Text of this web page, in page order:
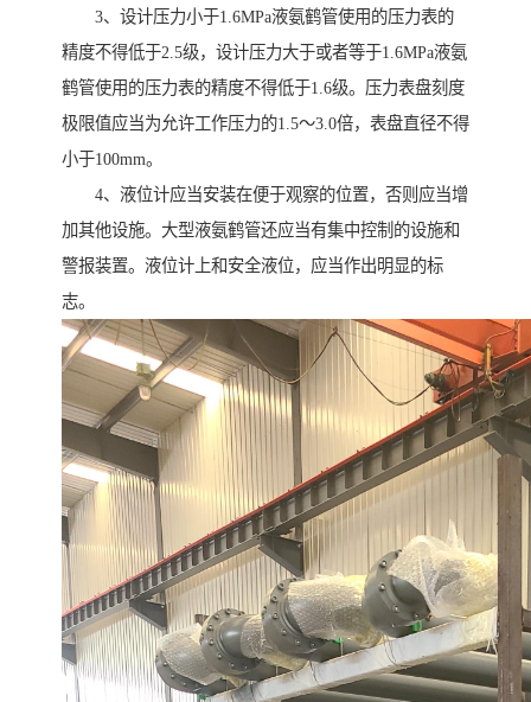
3、设计压力小于1.6MPa液氨鹤管使用的压力表的
精度不得低于2.5级，设计压力大于或者等于1.6MPa液氨
鹤管使用的压力表的精度不得低于1.6级。压力表盘刻度
极限值应当为允许工作压力的1.5～3.0倍，表盘直径不得
小于100mm。
4、液位计应当安装在便于观察的位置，否则应当增
加其他设施。大型液氨鹤管还应当有集中控制的设施和
警报装置。液位计上和安全液位，应当作出明显的标
志。